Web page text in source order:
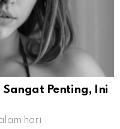
Penting, Ini
hari